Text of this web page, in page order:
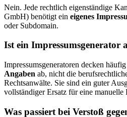
Nein. Jede rechtlich eigenständige
GmbH) benötigt ein eigenes
oder Subdomain.
Ist ein Impressumsgenerator
Impressumsgeneratoren decken häufig
Angaben ab, nicht die
Rechtsanwälte. Sie sind ein guter
vollständiger Ersatz für eine manuelle
Was passiert bei Verstoß